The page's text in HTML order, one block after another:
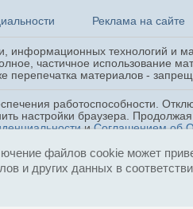
Реклама на сайте
информационных технологий и
частичное использование
перепечатка материалов -
работоспособности.
настройки браузера.
иСоглашением об
файлов cookie может
и других данных в